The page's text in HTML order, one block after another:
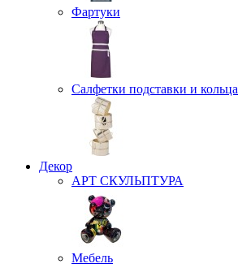
Фартуки
Салфетки подставки и кольца
Декор
АРТ СКУЛЬПТУРА
Мебель